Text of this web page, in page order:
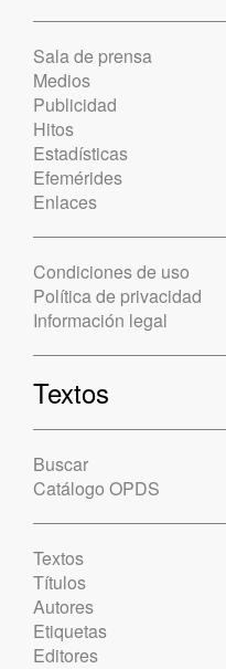
Sala de prensa
Medios
Publicidad
Hitos
Estadísticas
Efemérides
Enlaces
Condiciones de uso
Política de privacidad
Información legal
Textos
Buscar
Catálogo OPDS
Textos
Títulos
Autores
Etiquetas
Editores